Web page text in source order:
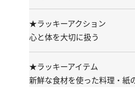
★ラッキーアクション
心と体を大切に扱う
★ラッキーアイテム
新鮮な食材を使った料理・紙